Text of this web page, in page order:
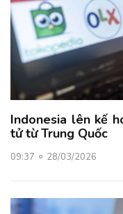
Indonesia lên kế
tử từ Trung Quốc
09:37 28/03/2026